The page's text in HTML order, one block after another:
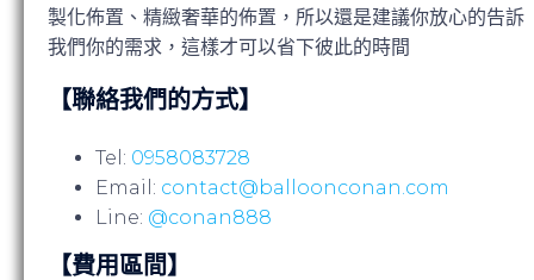
製化佈置、精緻奢華的佈置，所以還是建議你放心的告訴
我們你的需求，這樣才可以省下彼此的時間
【聯絡我們的方式】
Tel: 0958083728
Email: contact@balloonconan.com
Line: @conan888
【費用區間】